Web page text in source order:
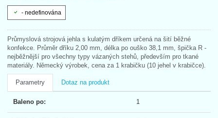
- nedefinována
Průmyslová strojová jehla s kulatým dříkem určená na šití běžné
konfekce. Průměr dříku 2,00 mm, délka po ouško 38,1 mm, špička R -
nejběžnější pro všechny typy vázaných stehů, především pro tkané
materiály. Německý výrobek, cena za 1 krabičku (10 jehel v krabičce).
Parametry Dotaz na produkt
Baleno po: 1